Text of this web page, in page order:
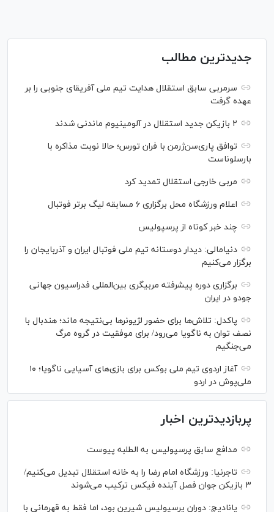
جدیدترین مطالب
سرمربی سابق استقلال هدایت تیم ملی آفریقای جنوبی را بر
عهده گرفت
۲ بازیکن جدید استقلال در آلومینیوم ماندنی شدند
توافق پاری‌سن‌ژرمن با فران تورس؛ حالا نوبت مذاکره با
بارسلوناست
مربی خارجی استقلال تمدید کرد
اعلام ورزشگاه محل برگزاری ۶ مسابقه لیگ برتر فوتبال
چند خبر کوتاه از پرسپولیس
دنیامالی: دیدار دوستانه تیم ملی فوتبال ایران و آذربایجان را
برگزار می‌کنیم
برگزاری دوره پیشرفته مربیگری بین‌المللی فدراسیون جهانی
جودو در ایران
پاکدل: تلاش‌ها برای حضور لژیونر‌ها بی‌نتیجه ماند؛ هندبال با
نصف توان به ناگویا می‌رود/ برای موفقیت در گروه مرگ
می‌جنگیم
آغاز اردوی تیم ملی بوکس برای بازی‌های آسیایی ناگویا؛ ۱۰
ملی‌پوش در اردو
پربازدیدترین اخبار
مدافع سابق پرسپولیس به الطلبه پیوست
تاجرنیا: ورزشگاه امام رضا را به خانه استقلال تبدیل می‌کنیم/
۳ بازیکن جوان فصل آینده فیکس ترکیب می‌شوند
پانادیچ: دوران پرسپولیس شیرین بود، اما فقط به قهرمانی با